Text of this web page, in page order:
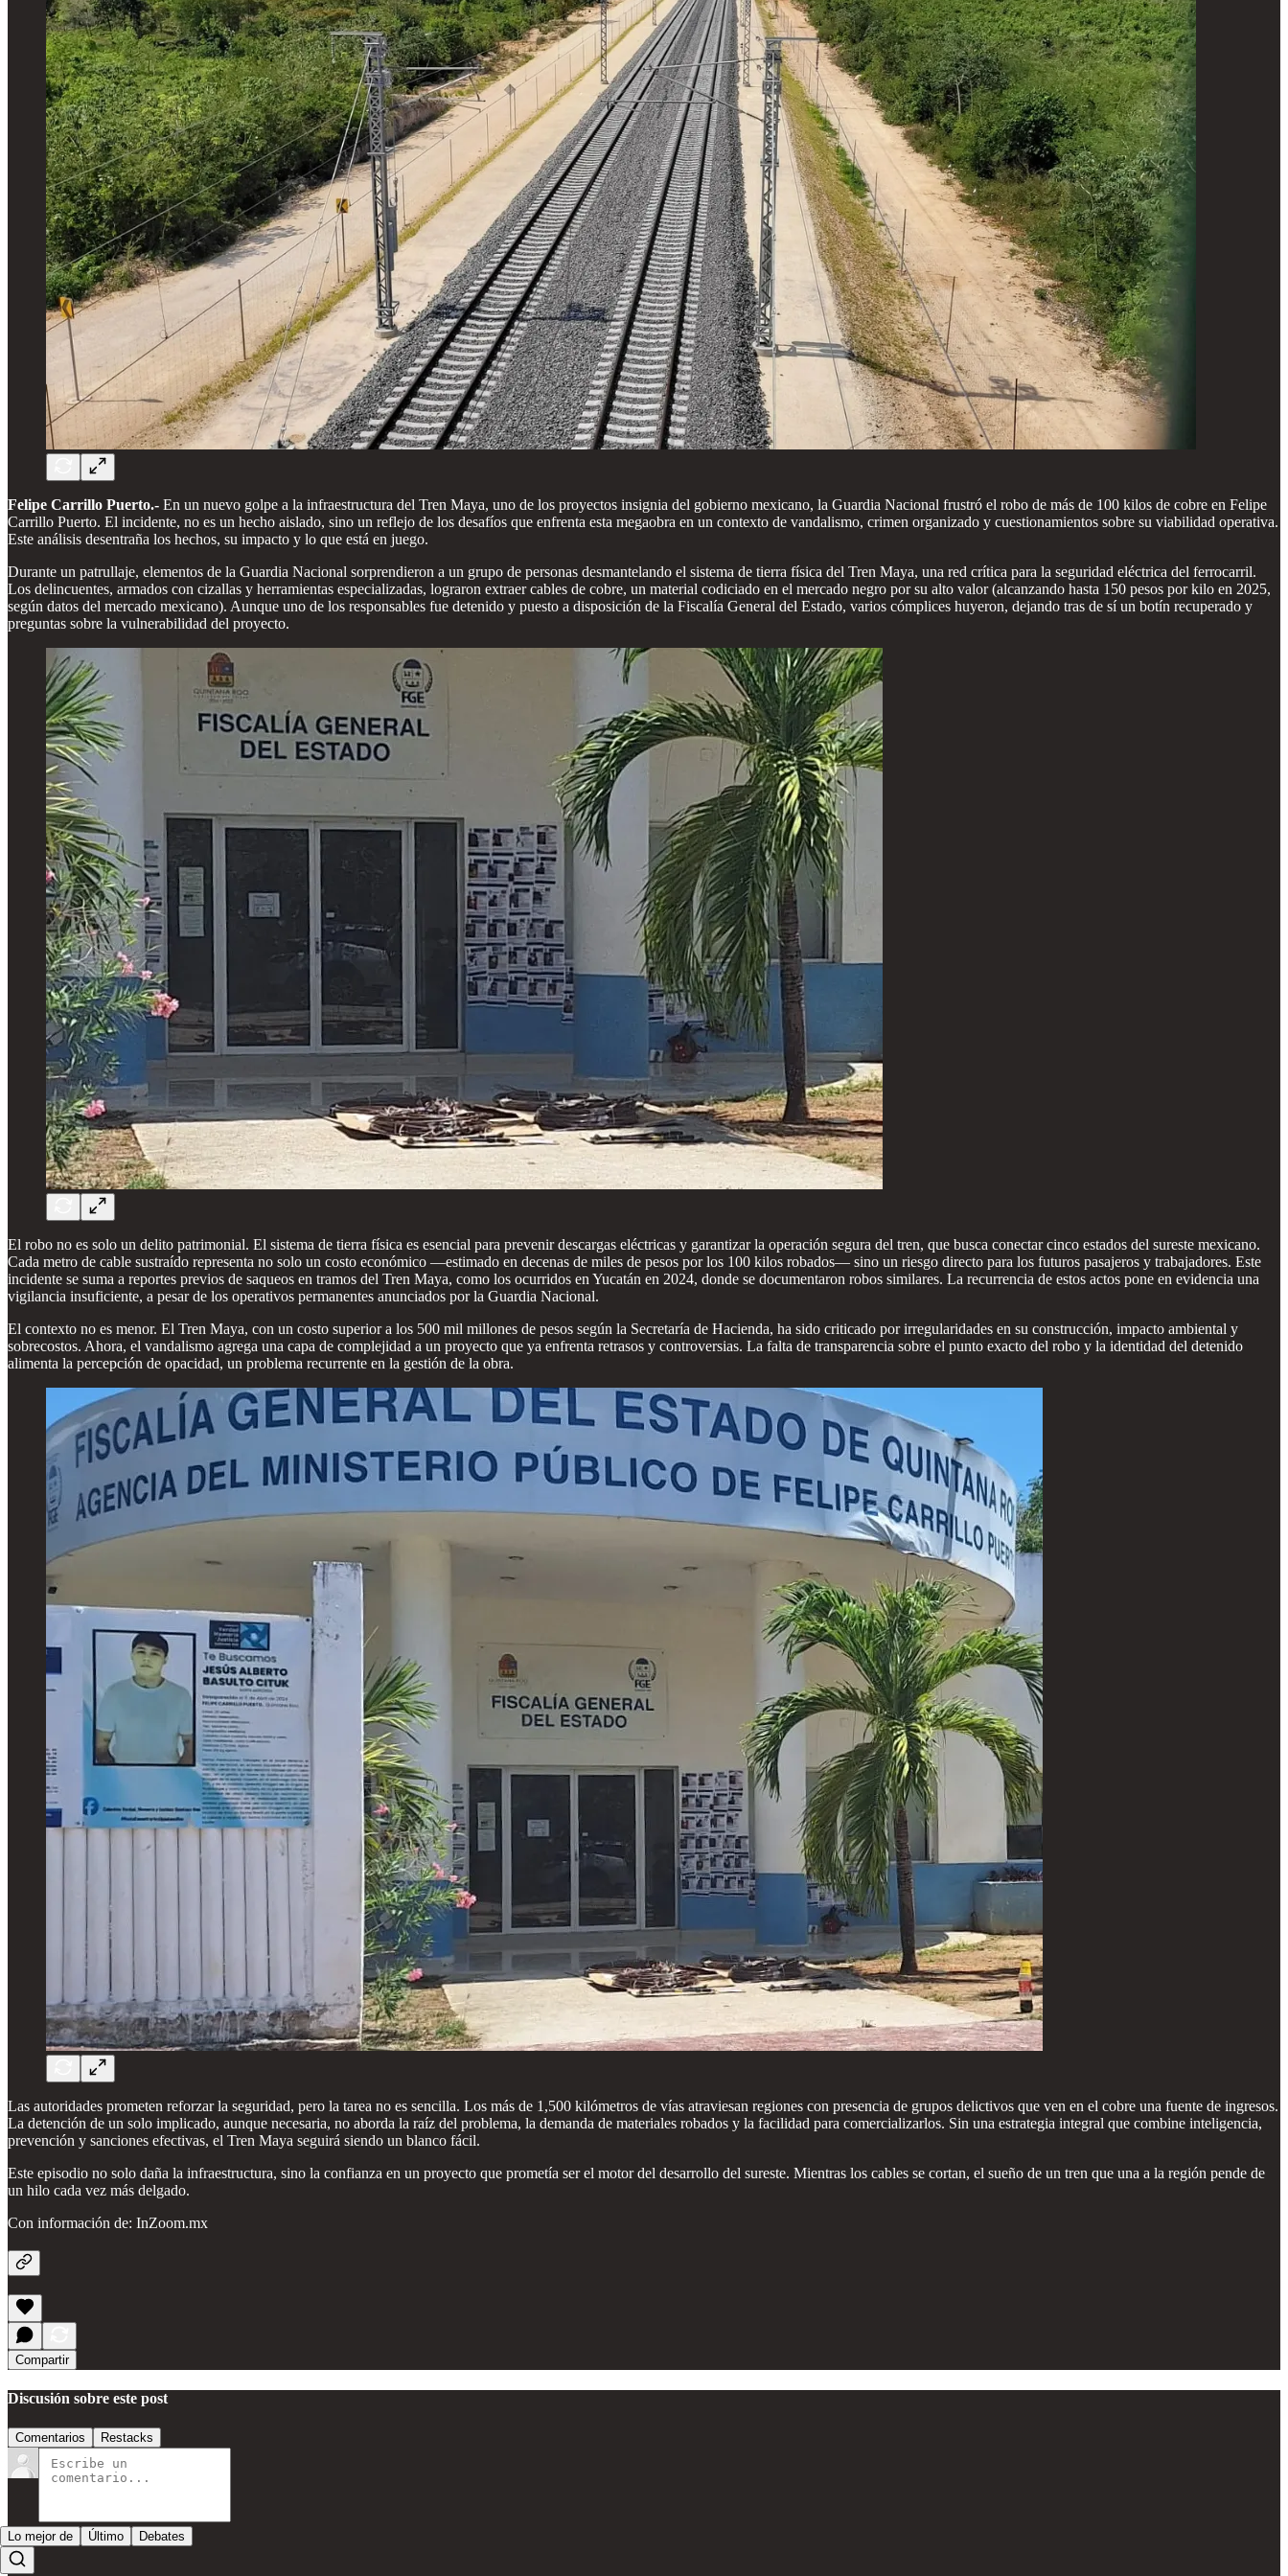
Felipe Carrillo Puerto.- En un nuevo golpe a la infraestructura del Tren Maya, uno de los proyectos insignia del gobierno mexicano, la Guardia Nacional frustró el robo de más de 100 kilos de cobre en Felipe
Carrillo Puerto. El incidente, no es un hecho aislado, sino un reflejo de los desafíos que enfrenta esta megaobra en un contexto de vandalismo, crimen organizado y cuestionamientos sobre su viabilidad operativa.
Este análisis desentraña los hechos, su impacto y lo que está en juego.
Durante un patrullaje, elementos de la Guardia Nacional sorprendieron a un grupo de personas desmantelando el sistema de tierra física del Tren Maya, una red crítica para la seguridad eléctrica del ferrocarril.
Los delincuentes, armados con cizallas y herramientas especializadas, lograron extraer cables de cobre, un material codiciado en el mercado negro por su alto valor (alcanzando hasta 150 pesos por kilo en 2025,
según datos del mercado mexicano). Aunque uno de los responsables fue detenido y puesto a disposición de la Fiscalía General del Estado, varios cómplices huyeron, dejando tras de sí un botín recuperado y
preguntas sobre la vulnerabilidad del proyecto.
El robo no es solo un delito patrimonial. El sistema de tierra física es esencial para prevenir descargas eléctricas y garantizar la operación segura del tren, que busca conectar cinco estados del sureste mexicano.
Cada metro de cable sustraído representa no solo un costo económico —estimado en decenas de miles de pesos por los 100 kilos robados— sino un riesgo directo para los futuros pasajeros y trabajadores. Este
incidente se suma a reportes previos de saqueos en tramos del Tren Maya, como los ocurridos en Yucatán en 2024, donde se documentaron robos similares. La recurrencia de estos actos pone en evidencia una
vigilancia insuficiente, a pesar de los operativos permanentes anunciados por la Guardia Nacional.
El contexto no es menor. El Tren Maya, con un costo superior a los 500 mil millones de pesos según la Secretaría de Hacienda, ha sido criticado por irregularidades en su construcción, impacto ambiental y
sobrecostos. Ahora, el vandalismo agrega una capa de complejidad a un proyecto que ya enfrenta retrasos y controversias. La falta de transparencia sobre el punto exacto del robo y la identidad del detenido
alimenta la percepción de opacidad, un problema recurrente en la gestión de la obra.
Las autoridades prometen reforzar la seguridad, pero la tarea no es sencilla. Los más de 1,500 kilómetros de vías atraviesan regiones con presencia de grupos delictivos que ven en el cobre una fuente de ingresos.
La detención de un solo implicado, aunque necesaria, no aborda la raíz del problema, la demanda de materiales robados y la facilidad para comercializarlos. Sin una estrategia integral que combine inteligencia,
prevención y sanciones efectivas, el Tren Maya seguirá siendo un blanco fácil.
Este episodio no solo daña la infraestructura, sino la confianza en un proyecto que prometía ser el motor del desarrollo del sureste. Mientras los cables se cortan, el sueño de un tren que una a la región pende de
un hilo cada vez más delgado.
Con información de: InZoom.mx
Compartir
Discusión sobre este post
Comentarios Restacks
Lo mejor de Último Debates